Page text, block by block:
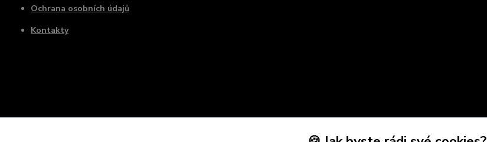
Ochrana osobních údajů
Kontakty